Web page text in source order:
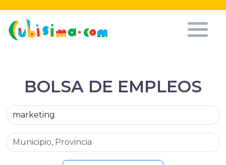
BOLSA DE EMPLEOS